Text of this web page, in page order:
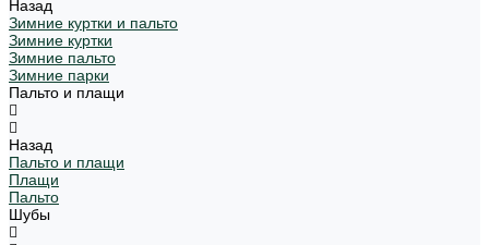
Назад
Зимние куртки и пальто
Зимние куртки
Зимние пальто
Зимние парки
Пальто и плащи
Назад
Пальто и плащи
Плащи
Пальто
Шубы